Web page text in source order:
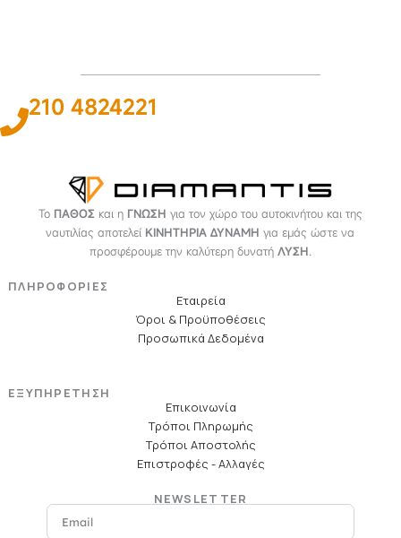
210 4824221
Το ΠΑΘΟΣκαι η ΓΝΩΣΗ για τον χώρο του αυτοκινήτου και της
ναυτιλίας αποτελεί ΚΙΝΗΤΗΡΙΑ ΔΥΝΑΜΗ για εμάς ώστε να
προσφέρουμε την καλύτερη δυνατή ΛΥΣΗ.
ΠΛΗΡΟΦΟΡΙΕΣ
Εταιρεία
Όροι & Προϋποθέσεις
Προσωπικά Δεδομένα
ΕΞΥΠΗΡΕΤΗΣΗ
Επικοινωνία
Τρόποι Πληρωμής
Τρόποι Αποστολής
Επιστροφές - Αλλαγές
NEWSLETTER
Email